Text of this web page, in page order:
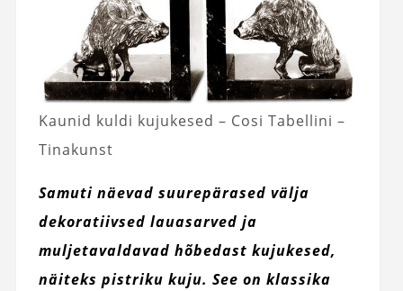
Kaunid kuldi kujukesed – Cosi Tabellini –
Tinakunst
Samuti näevad suurepärased välja
dekoratiivsed lauasarved ja
muljetavaldavad hõbedast kujukesed,
näiteks pistriku kuju. See on klassika